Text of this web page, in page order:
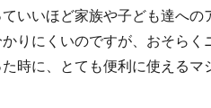
いいほど家族や子ども達への
りにくいのですが、おそらく
時に、とても便利に使えるマ